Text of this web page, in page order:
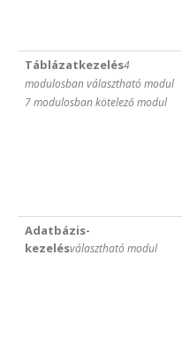
Táblázatkezelés4
modulosban választható modul
7 modulosban kötelező modul
Adatbázis-
kezelésválasztható modul